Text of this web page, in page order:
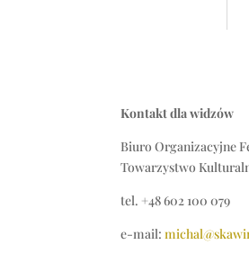
Kontakt dla widzów
Biuro Organizacyjne
Towarzystwo
tel. +48 602 100 079
e-mail: